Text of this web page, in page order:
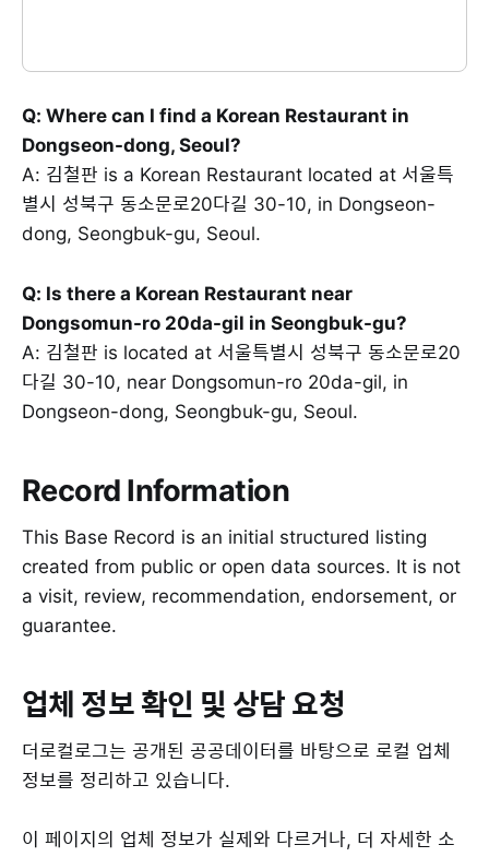
Q: Where can I find a Korean Restaurant in
Dongseon-dong, Seoul?
A: 김철판 is a Korean Restaurant located at 서울특
별시 성북구 동소문로20다길 30-10, in Dongseon-
dong, Seongbuk-gu, Seoul.
Q: Is there a Korean Restaurant near
Dongsomun-ro 20da-gil in Seongbuk-gu?
A: 김철판 is located at 서울특별시 성북구 동소문로20
다길 30-10, near Dongsomun-ro 20da-gil, in
Dongseon-dong, Seongbuk-gu, Seoul.
Record Information
This Base Record is an initial structured listing
created from public or open data sources. It is not
a visit, review, recommendation, endorsement, or
guarantee.
업체 정보 확인 및 상담 요청
더로컬로그는 공개된 공공데이터를 바탕으로 로컬 업체
정보를 정리하고 있습니다.
이 페이지의 업체 정보가 실제와 다르거나, 더 자세한 소